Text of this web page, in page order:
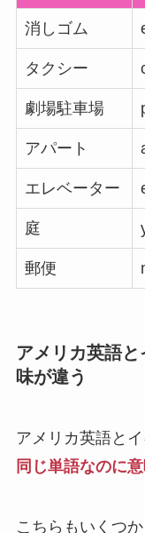
消しゴム
タクシー
劇場駐車場
アパート
エレベーター
庭
郵便
アメリカ英語
味が違う
アメリカ英語と
同じ単語なのに
こちらもいくつ